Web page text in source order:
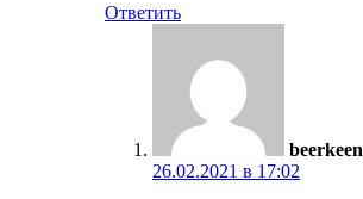
Ответить
beerkeen
26.02.2021 в 17:02